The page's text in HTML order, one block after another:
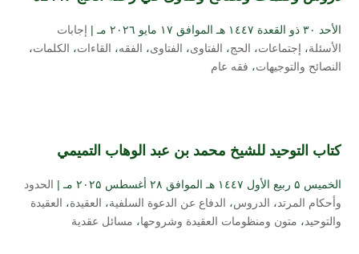
الأحد ۳۰ ذو القعدة ۱٤٤۷ هـ الموافق ۱۷ مايو ۲۰۲٦ مـ |
إجابات
الأسئلة، إجتماعات، الحج، الفتاوى، الفتاوى، الفقه، القاءات، الكلمات،
النصائح والتوجيهات، فقه عام
كتاب التوحيد للشيخ محمد بن عبد الوهاب التميمي
الخميس ۵ ربيع الأول ۱٤٤۷ هـ الموافق ۲۸ أغسطس ۲۰۲۵ مـ |
الحدود
وأحكام المرتد، الدروس، الدفاع عن الدعوة السلفية، العقيدة، العقيدة
والتوحيد، متون ومنظومات العقيدة وشروحها، مسائل عقدية